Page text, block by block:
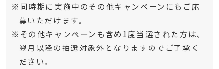
※同時期に実施中のその他キャンペーンにもご応
募いただけます。
※その他キャンペーンも含め1度当選された方は、
翌月以降の抽選対象外となりますのでご了承く
ださい。